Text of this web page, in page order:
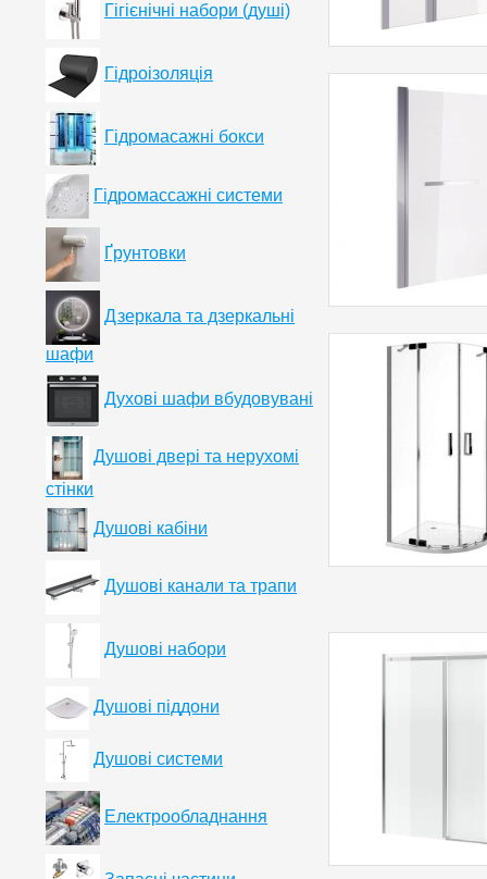
Гігієнічні набори (душі)
Гідроізоляція
Гідромасажні бокси
Гідромассажні системи
Ґрунтовки
Дзеркала та дзеркальні
шафи
Духові шафи вбудовувані
Душові двері та нерухомі
стінки
Душові кабіни
Душові канали та трапи
Душові набори
Душові піддони
Душові системи
Електрообладнання